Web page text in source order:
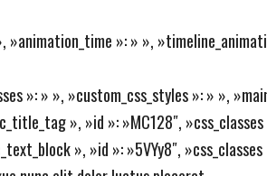
»animation_time »: » »,
»: » », »custom_css_styles »: » »,
», »id »: »MC128″,
», »id »: »5VYy8″,